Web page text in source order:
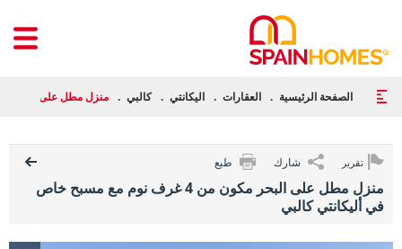
الصفحة الرئيسية العقارات اليكانتي كالبي منزل مطل على البحر مكون من 4 غرف نوم مع مسبح خاص
تقرير شارك طبع
منزل مطل على البحر مكون من 4 غرف نوم مع مسبح خاص
في أليكانتي كالبي